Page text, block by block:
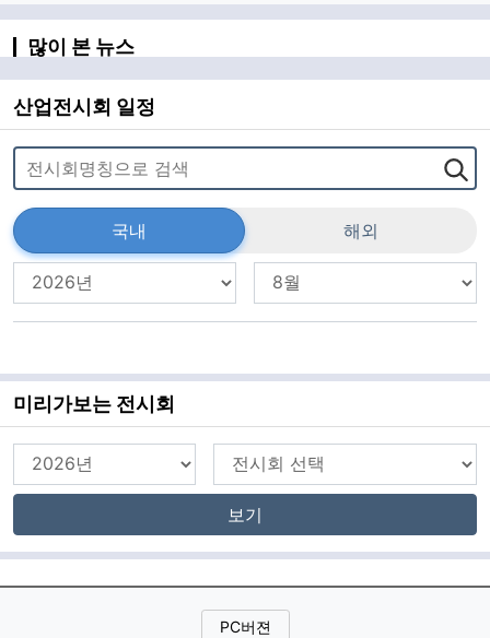
많이 본 뉴스
산업전시회 일정
국내 해외
미리가보는 전시회
보기
PC버젼